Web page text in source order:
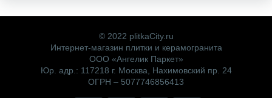
© 2022 plitkaCity.ru
Интернет-магазин плитки и керамогранита
ООО «Ангелик Паркет»
Юр. адр.: 117218 г. Москва, Нахимовский пр. 24
ОГРН – 5077746856413